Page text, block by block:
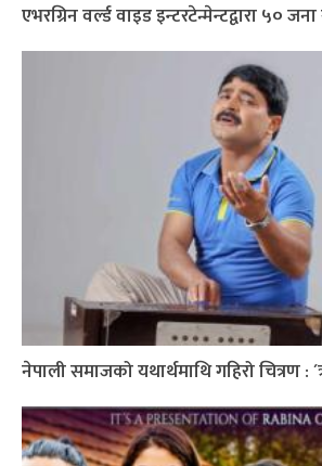
एभरग्रिन वर्ल्ड वाइड इन्टरटेन्मेन्टद्वारा ५०
नेपाली समाजको यथार्थमाथि गहिरो चित्रण :